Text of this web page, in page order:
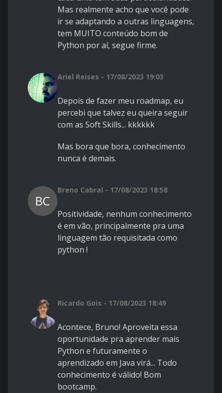
Mas realmente acho que você pode
ir se adaptando a outras linguagens,
tem MUITO conteúdo bom de
Python por aí, segue firme.
Ariel Reises - 17/08/2023 19:03
Depois de fazer meu roadmap, eu
percebi que talvez eu queira seguir
com as Soft Skills... kkkkkk
Mas bora que bora, conhecimento
nunca é demais.
BC
Breno Cabral - 17/08/2023 18:58
Positividade, nenhum conhecimento
é em vão, principalmente pra uma
linguagem tão requisitada como
python !
Ricardo Gois - 17/08/2023 18:49
Acontece, Bruno! Aproveita essa
oportunidade pra aprender mais
Python e futuramente o
aprendizado em Java virá... Todo
conhecimento é válido! Bom
bootcamp.